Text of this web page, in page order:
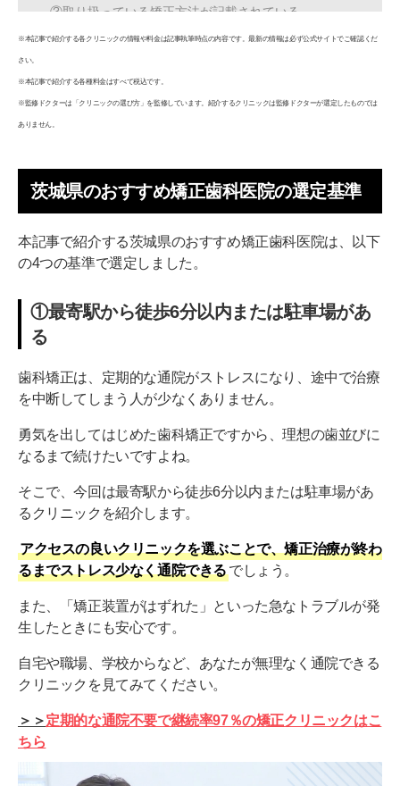
③取り扱っている矯正方法が記載されている
④料金や支払い方法について記載されている
最低でも2つ以上の矯正歯科医院を比較検討しよう
【駐車場あり】荒井矯正歯科クリニック
【バス停 千波山 徒歩3分】御茶園通り歯科クリニック
【駐車場あり】友部歯科診療所
【つくば駅 徒歩約4分】つくばリボン歯科・矯正歯科
【守谷駅 徒歩2分】医療法人社団EDCアース歯科クリニ
ック守谷
【石岡駅 徒歩1分】石岡矯正歯科・小児歯科
茨城県で安心して通える矯正歯科を選ぶ5つのポイ
矯正治療の経験が豊富な歯科医師が在籍している
歯科矯正に必要な設備が整っている
安さを重視しすぎない
担当歯科医師と歯並びのゴールを共有する
信頼できる茨城県の矯正歯科医院を見つけよう
通わないマウスピース矯正 Oh my teeth導入クリニ
※本記事で紹介する各クリニックの情報や料金は記事執筆時点の内容です。最新の情報は必ず公式サイトでご確認くだ
さい。
※本記事で紹介する各種料金はすべて税込です。
※監修ドクターは「クリニックの選び方」を監修しています。紹介するクリニックは監修ドクターが選定したものでは
ありません。
茨城県のおすすめ矯正歯科医院の選定基準
本記事で紹介する茨城県のおすすめ矯正歯科医院は、以下
の4つの基準で選定しました。
①最寄駅から徒歩6分以内または駐車場があ
る
歯科矯正は、定期的な通院がストレスになり、途中で治療
を中断してしまう人が少なくありません。
勇気を出してはじめた歯科矯正ですから、理想の歯並びに
なるまで続けたいですよね。
そこで、今回は最寄駅から徒歩6分以内または駐車場があ
るクリニックを紹介します。
アクセスの良いクリニックを選ぶことで、矯正治療が終わ
るまでストレス少なく通院できる でしょう。
また、「矯正装置がはずれた」といった急なトラブルが発
生したときにも安心です。
自宅や職場、学校からなど、あなたが無理なく通院できる
クリニックを見てみてください。
＞＞定期的な通院不要で継続率97％の矯正クリニックはこ
ちら